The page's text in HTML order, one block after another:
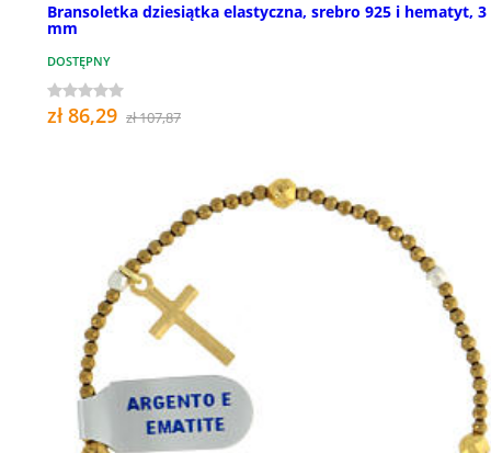
Bransoletka dziesiątka elastyczna, srebro 925 i hematyt, 3
mm
DOSTĘPNY
zł 86,29 zł 107,87